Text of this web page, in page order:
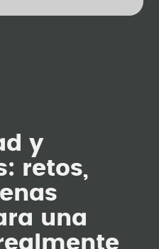
y
retos,
una